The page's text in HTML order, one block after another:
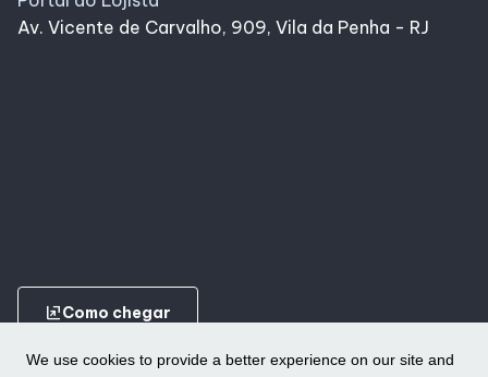
We use cookies to provide a better experience on our site and
Av. Vicente de Carvalho, 909, Vila da Penha - RJ
ungroupComo chegar